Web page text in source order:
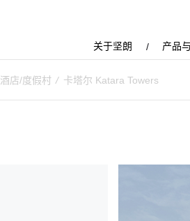
关于坚朗 产品
酒店/度假村 / 卡塔尔 Katara Towers